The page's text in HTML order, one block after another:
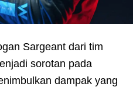
Sargeant dari tim
sorotan pada
dampak yang